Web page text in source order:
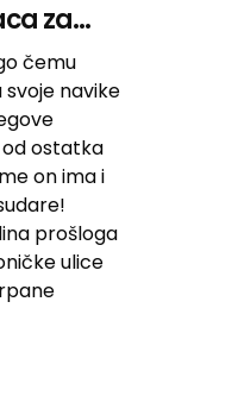
za...
čemu
navike
ostatka
on ima i
prošloga
ulice